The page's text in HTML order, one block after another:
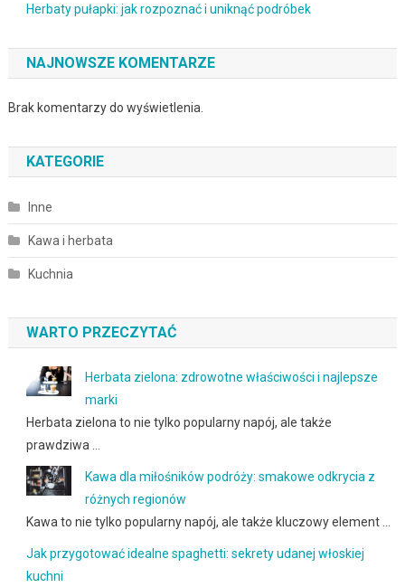
Herbaty pułapki: jak rozpoznać i uniknąć podróbek
NAJNOWSZE KOMENTARZE
Brak komentarzy do wyświetlenia.
KATEGORIE
Inne
Kawa i herbata
Kuchnia
WARTO PRZECZYTAĆ
Herbata zielona: zdrowotne właściwości i najlepsze
marki
Herbata zielona to nie tylko popularny napój, ale także
prawdziwa …
Kawa dla miłośników podróży: smakowe odkrycia z
różnych regionów
Kawa to nie tylko popularny napój, ale także kluczowy element …
Jak przygotować idealne spaghetti: sekrety udanej włoskiej
kuchni